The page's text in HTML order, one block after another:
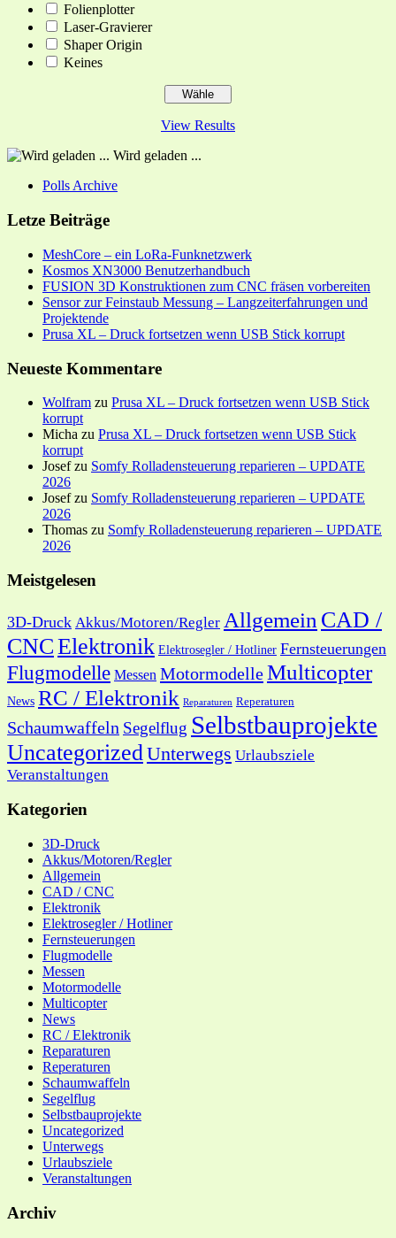
Folienplotter
Laser-Gravierer
Shaper Origin
Keines
View Results
Wird geladen ...
Polls Archive
Letze Beiträge
MeshCore – ein LoRa-Funknetzwerk
Kosmos XN3000 Benutzerhandbuch
FUSION 3D Konstruktionen zum CNC fräsen vorbereiten
Sensor zur Feinstaub Messung – Langzeiterfahrungen und
Projektende
Prusa XL – Druck fortsetzen wenn USB Stick korrupt
Neueste Kommentare
Wolfram zu Prusa XL – Druck fortsetzen wenn USB Stick
korrupt
Micha zu Prusa XL – Druck fortsetzen wenn USB Stick
korrupt
Josefzu Somfy Rolladensteuerung reparieren – UPDATE
2026
Josefzu Somfy Rolladensteuerung reparieren – UPDATE
2026
Thomas zu Somfy Rolladensteuerung reparieren – UPDATE
2026
Meistgelesen
3D-Druck Akkus/Motoren/Regler Allgemein CAD /
CNCElektronik Elektrosegler / Hotliner Fernsteuerungen
Flugmodelle Messen MotormodelleMulticopter
News RC / Elektronik Reparaturen Reperaturen
Schaumwaffeln Segelflug Selbstbauprojekte
Uncategorized Unterwegs Urlaubsziele
Veranstaltungen
Kategorien
3D-Druck
Akkus/Motoren/Regler
Allgemein
CAD / CNC
Elektronik
Elektrosegler / Hotliner
Fernsteuerungen
Flugmodelle
Messen
Motormodelle
Multicopter
News
RC / Elektronik
Reparaturen
Reperaturen
Schaumwaffeln
Segelflug
Selbstbauprojekte
Uncategorized
Unterwegs
Urlaubsziele
Veranstaltungen
Archiv